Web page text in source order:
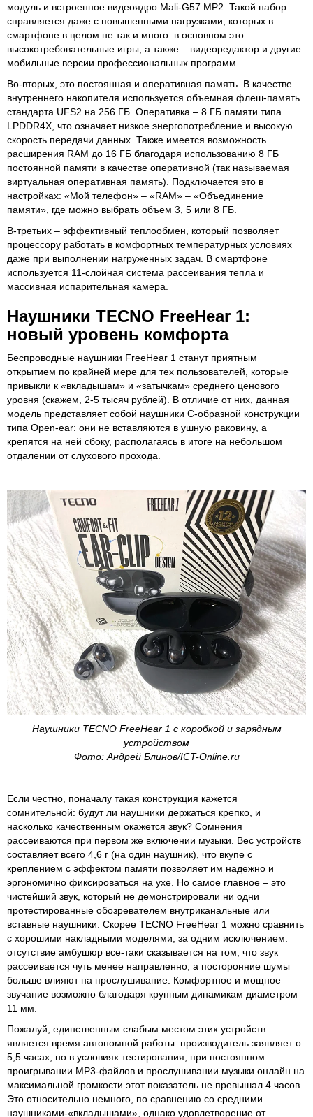
модуль и встроенное видеоядро Mali-G57 MP2. Такой набор
справляется даже с повышенными нагрузками, которых в
смартфоне в целом не так и много: в основном это
высокотребовательные игры, а также – видеоредактор и другие
мобильные версии профессиональных программ.
Во-вторых, это постоянная и оперативная память. В качестве
внутреннего накопителя используется объемная флеш-память
стандарта UFS2 на 256 ГБ. Оперативка – 8 ГБ памяти типа
LPDDR4X, что означает низкое энергопотребление и высокую
скорость передачи данных. Также имеется возможность
расширения RAM до 16 ГБ благодаря использованию 8 ГБ
постоянной памяти в качестве оперативной (так называемая
виртуальная оперативная память). Подключается это в
настройках: «Мой телефон» – «RAM» – «Объединение
памяти», где можно выбрать объем 3, 5 или 8 ГБ.
В-третьих – эффективный теплообмен, который позволяет
процессору работать в комфортных температурных условиях
даже при выполнении нагруженных задач. В смартфоне
используется 11-слойная система рассеивания тепла и
массивная испарительная камера.
Наушники TECNO FreeHear 1:
новый уровень комфорта
Беспроводные наушники FreeHear 1 станут приятным
открытием по крайней мере для тех пользователей, которые
привыкли к «вкладышам» и «затычкам» среднего ценового
уровня (скажем, 2-5 тысяч рублей). В отличие от них, данная
модель представляет собой наушники C-образной конструкции
типа Open-ear: они не вставляются в ушную раковину, а
крепятся на ней сбоку, располагаясь в итоге на небольшом
отдалении от слухового прохода.
Наушники TECNO FreeHear 1 с коробкой и зарядным
устройством
Фото: Андрей Блинов/ICT-Online.ru
Если честно, поначалу такая конструкция кажется
сомнительной: будут ли наушники держаться крепко, и
насколько качественным окажется звук? Сомнения
рассеиваются при первом же включении музыки. Вес устройств
составляет всего 4,6 г (на один наушник), что вкупе с
креплением с эффектом памяти позволяет им надежно и
эргономично фиксироваться на ухе. Но самое главное – это
чистейший звук, который не демонстрировали ни одни
протестированные обозревателем внутриканальные или
вставные наушники. Скорее TECNO FreeHear 1 можно сравнить
с хорошими накладными моделями, за одним исключением:
отсутствие амбушюр все-таки сказывается на том, что звук
рассеивается чуть менее направленно, а посторонние шумы
больше влияют на прослушивание. Комфортное и мощное
звучание возможно благодаря крупным динамикам диаметром
11 мм.
Пожалуй, единственным слабым местом этих устройств
является время автономной работы: производитель заявляет о
5,5 часах, но в условиях тестирования, при постоянном
проигрывании MP3-файлов и прослушивании музыки онлайн на
максимальной громкости этот показатель не превышал 4 часов.
Это относительно немного, по сравнению со средними
наушниками-«вкладышами», однако удовлетворение от